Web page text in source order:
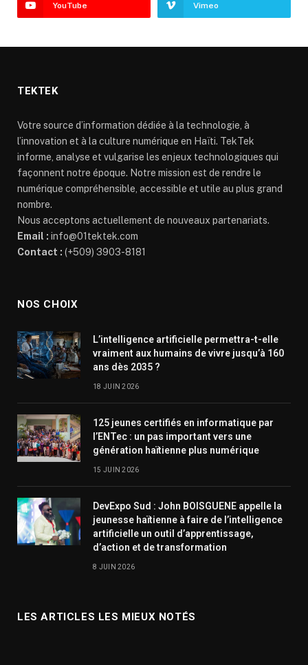
YouTube Vimeo
TEKTEK
Votre source d’information dédiée à la technologie, à
l’innovation et à la culture numérique en Haïti. TekTek
informe, analyse et vulgarise les enjeux technologiques qui
façonnent notre époque. Notre mission est de rendre le
numérique compréhensible, accessible et utile au plus grand
nombre.
Nous acceptons actuellement de nouveaux partenariats.
Email : info@01tektek.com
Contact : (+509) 3903-8181
NOS CHOIX
L’intelligence artificielle permettra-t-elle
vraiment aux humains de vivre jusqu’à 160
ans dès 2035 ?
18 JUIN 2026
125 jeunes certifiés en informatique par
l’ENTec : un pas important vers une
génération haïtienne plus numérique
15 JUIN 2026
DevExpo Sud : John BOISGUENE appelle la
jeunesse haïtienne à faire de l’intelligence
artificielle un outil d’apprentissage,
d’action et de transformation
8 JUIN 2026
LES ARTICLES LES MIEUX NOTÉS